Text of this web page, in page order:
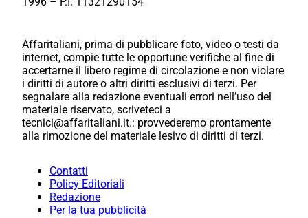
Affaritaliani, prima di pubblicare foto, video o testi da
internet, compie tutte le opportune verifiche al fine di
accertarne il libero regime di circolazione e non violare
i diritti di autore o altri diritti esclusivi di terzi. Per
segnalare alla redazione eventuali errori nell’uso del
materiale riservato, scriveteci a
tecnici@affaritaliani.it.: provvederemo prontamente
alla rimozione del materiale lesivo di diritti di terzi.
Contatti
Policy Editoriali
Redazione
Per la tua pubblicità